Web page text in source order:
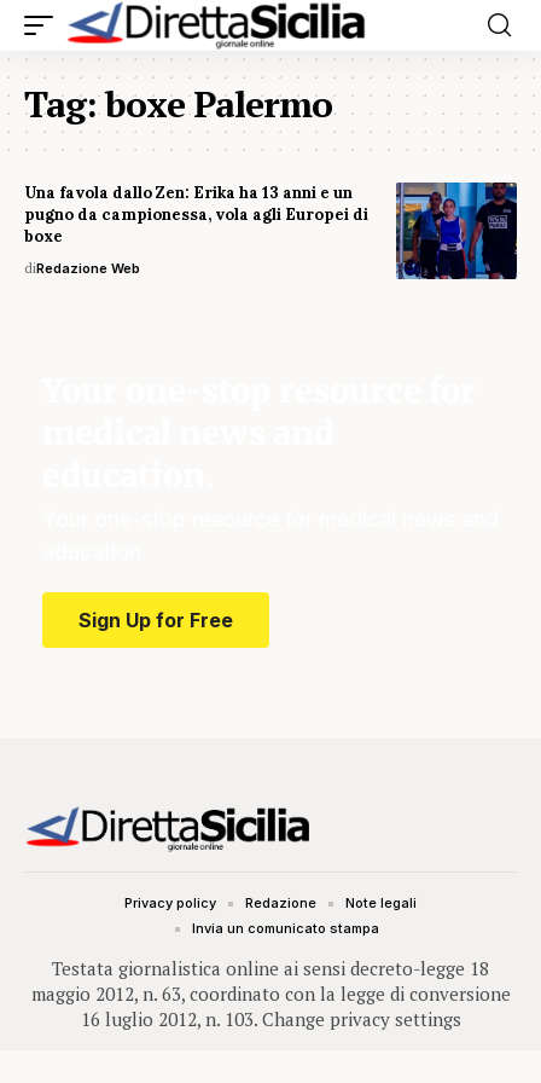
Tag:boxe Palermo
Una favola dallo Zen: Erika ha 13 anni e un
pugno da campionessa, vola agli Europei di
boxe
diRedazione Web
Sign Up for Free
Testata giornalistica online ai sensi decreto-legge 18
maggio 2012, n. 63, coordinato con la legge di conversione
16 luglio 2012, n. 103. Change privacy settings
Privacy policy Redazione
Note legali
Invia un comunicato stampa